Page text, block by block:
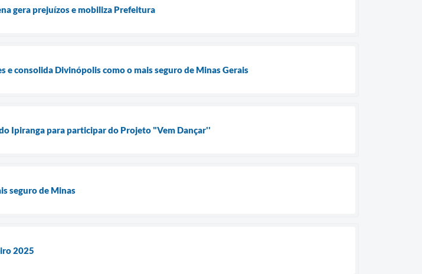
gera prejuízos e mobiliza Prefeitura
e consolida Divinópolis como o mais seguro de Minas Gerais
Ipiranga para participar do Projeto "Vem Dançar''
seguro de Minas
2025